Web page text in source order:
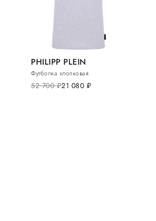
PHILIPP PLEIN
Футболка хлопковая
52 700руб.21 080 руб.